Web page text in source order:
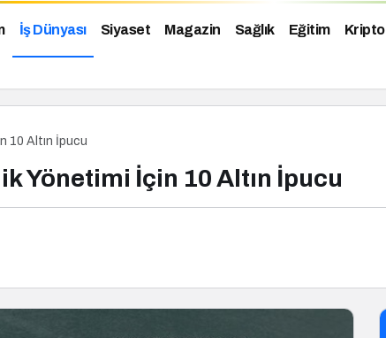
İş Dünyası Siyaset Magazin Sağlık Eğitim Kripto
10 Altın İpucu
Yönetimi İçin 10 Altın İpucu